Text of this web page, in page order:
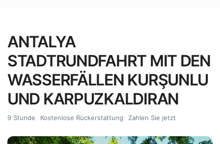
ANTALYA
STADTRUNDFAHRT MIT DEN
WASSERFÄLLEN KURŞUNLU
UND KARPUZKALDIRAN
9 Stunde Kostenlose Rückerstattung Zahlen Sie jetzt